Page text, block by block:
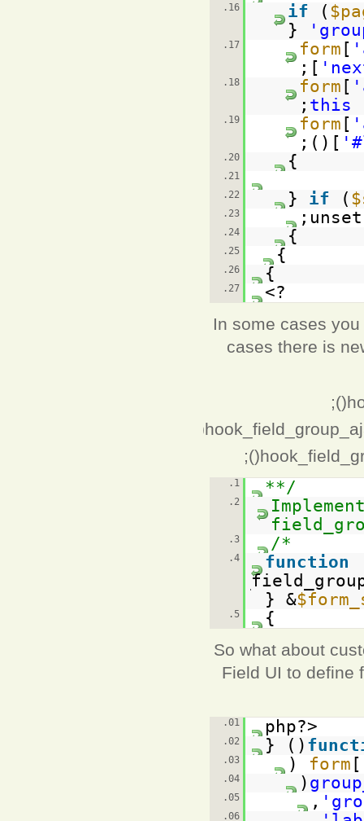
16.
if (
17. [
[
18. [
this
19. [
[
();
20. }
21.
22.
if (
23.
24. }
25. }
26. }
27. ?>
In some cases
cases there is
1. /**
2.
*
3. */
4.
function
&
5. }
So what about
Field UI to define
01. <?php
02.
03. [
(
04. (
05. ,
06.